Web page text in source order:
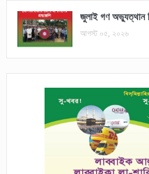
জুলাই গণ অভ্যুত্থান
আগস্ট ০৫, ২০২৬